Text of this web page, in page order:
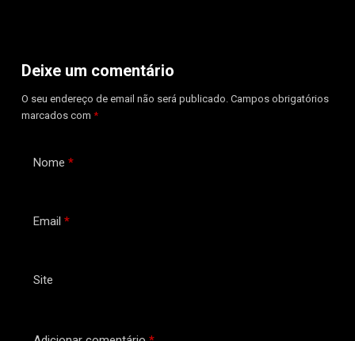
Deixe um comentário
O seu endereço de email não será publicado. Campos obrigatórios
marcados com *
Nome *
Email *
Site